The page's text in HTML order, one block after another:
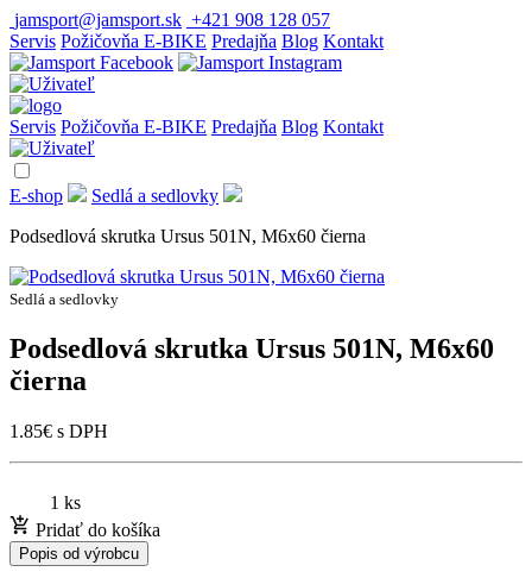
jamsport@jamsport.sk +421 908 128 057
Servis Požičovňa E-BIKE Predajňa Blog Kontakt
Servis Požičovňa E-BIKE Predajňa Blog Kontakt
E-shop
Sedlá a sedlovky
Podsedlová skrutka Ursus 501N, M6x60 čierna
Sedlá a sedlovky
Podsedlová skrutka Ursus 501N, M6x60
čierna
1.85€ s DPH
1 ks
Pridať do košíka
Popis od výrobcu